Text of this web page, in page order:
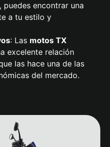
, puedes encontrar una
a tu estilo y
: Las motos TX
excelente relación
las hace una de las
del mercado.